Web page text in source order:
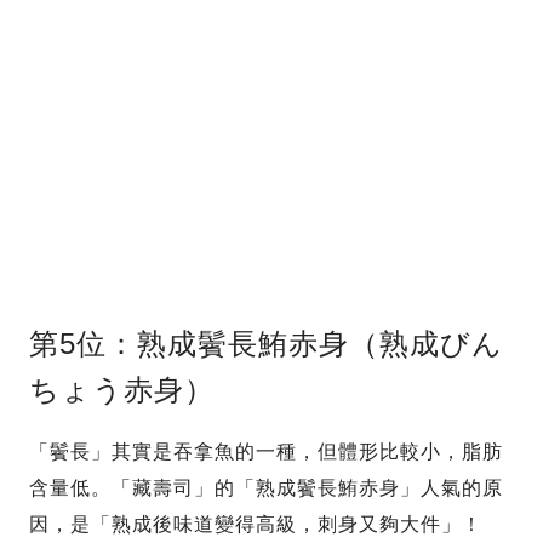
第5位：熟成鬢長鮪赤身（熟成びん
ちょう赤身）
「鬢長」其實是吞拿魚的一種，但體形比較小，脂肪
含量低。「藏壽司」的「熟成鬢長鮪赤身」人氣的原
因，是「熟成後味道變得高級，刺身又夠大件」！